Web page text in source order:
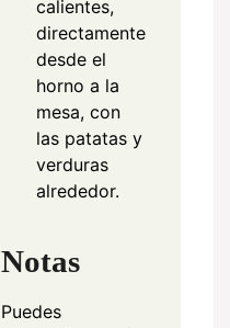
calientes,
directamente
desde el
horno a la
mesa, con
las patatas y
verduras
alrededor.
Notas
Puedes